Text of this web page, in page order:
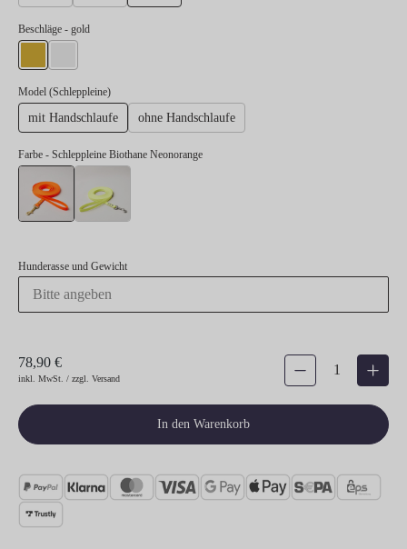
Beschlägeauswählen
- gold
Model (Schleppleine)auswählen
mit Handschlaufe ohne Handschlaufe
Farbe - Schleppleine Biothane Neonorange
Hunderasse und Gewicht
78,90 €
inkl. MwSt. / zzgl. Versand
Produkt Anzahl: Gib den
In den Warenkorb